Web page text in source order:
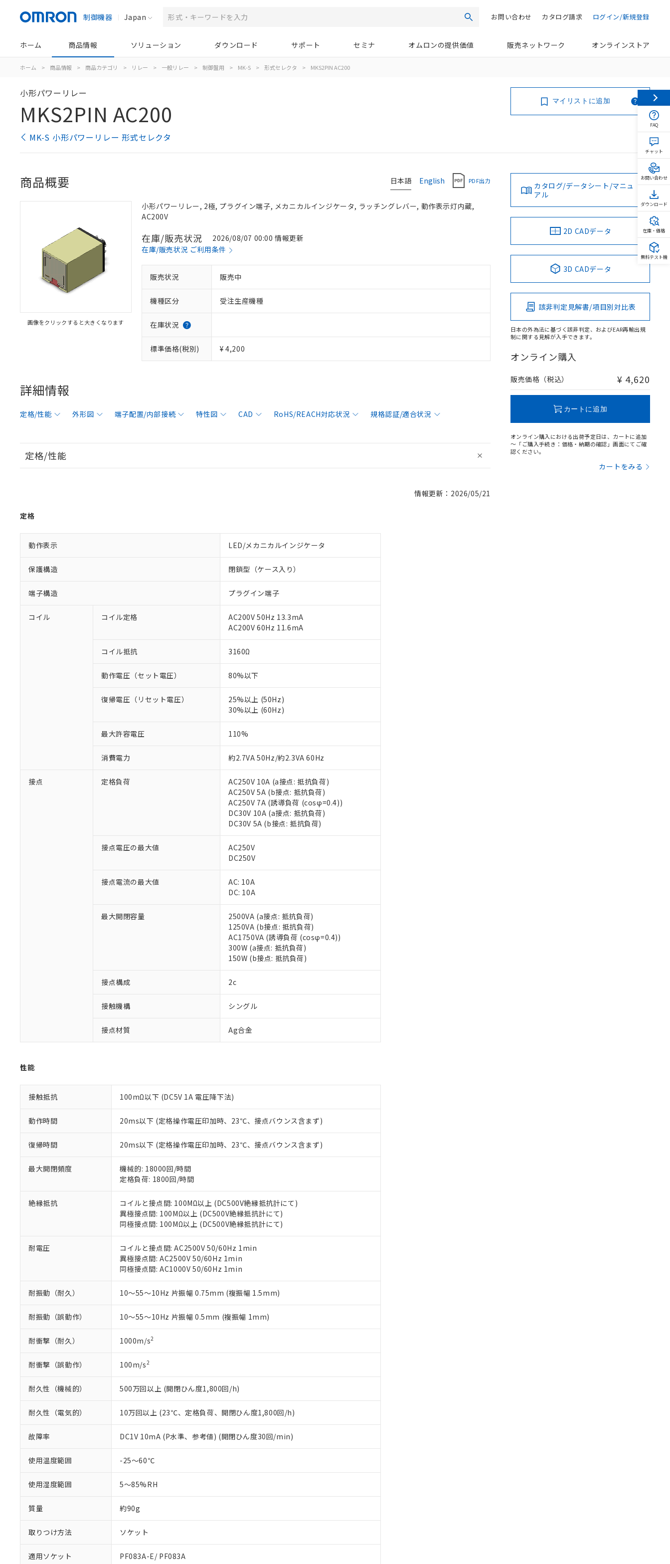
制御機器 Japan 検索 ログイン/新規登録
カタログ請求
お問い合わせ
ホーム 商品情報 ソリューション ダウンロード サポート セミナ オムロンの提供価値 販売ネットワーク オンラインストア
ホーム > 商品情報 > 商品カテゴリ > リレー > 一般リレー > 制御盤用 > MK-S > 形式セレクタ > MKS2PIN AC200
小形パワーリレー
MKS2PIN AC200
MK-S 小形パワーリレー 形式セレクタ
マイリストに追加
日本語 English PDF出力
商品概要
画像をクリックすると大きくなります
小形パワーリレー, 2極, プラグイン端子, メカニカルインジケータ, ラッチングレバー, 動作表示灯内蔵,
AC200V
在庫/販売状況
2026/08/07 00:00 情報更新
在庫/販売状況 ご利用条件
販売状況 販売中
機種区分 受注生産機種
在庫状況
標準価格(税別) ¥ 4,200
詳細情報
定格/性能 外形図 端子配置/内部接続 特性図 CAD RoHS/REACH対応状況 規格認証/適合状況
定格/性能
情報更新：2026/05/21
定格
動作表示 LED/メカニカルインジケータ
保護構造 閉鎖型（ケース入り）
端子構造 プラグイン端子
コイル コイル定格
AC200V 50Hz 13.3mA
AC200V 60Hz 11.6mA
コイル抵抗 3160Ω
動作電圧（セット電圧） 80%以下
復帰電圧（リセット電圧）
25%以上 (50Hz)
30%以上 (60Hz)
最大許容電圧 110%
消費電力 約2.7VA 50Hz/約2.3VA 60Hz
接点 定格負荷
AC250V 10A (a接点: 抵抗負荷)
AC250V 5A (b接点: 抵抗負荷)
AC250V 7A (誘導負荷 (cosφ=0.4))
DC30V 10A (a接点: 抵抗負荷)
DC30V 5A (b接点: 抵抗負荷)
接点電圧の最大値
AC250V
DC250V
接点電流の最大値
AC: 10A
DC: 10A
最大開閉容量
2500VA (a接点: 抵抗負荷)
1250VA (b接点: 抵抗負荷)
AC1750VA (誘導負荷 (cosφ=0.4))
300W (a接点: 抵抗負荷)
150W (b接点: 抵抗負荷)
接点構成 2c
接触機構 シングル
接点材質 Ag合金
性能
接触抵抗 100mΩ以下 (DC5V 1A 電圧降下法)
動作時間 20ms以下 (定格操作電圧印加時、23℃、接点バウンス含まず)
復帰時間 20ms以下 (定格操作電圧印加時、23℃、接点バウンス含まず)
最大開閉頻度
機械的: 18000回/時間
定格負荷: 1800回/時間
絶縁抵抗
コイルと接点間: 100MΩ以上 (DC500V絶縁抵抗計にて)
異極接点間: 100MΩ以上 (DC500V絶縁抵抗計にて)
同極接点間: 100MΩ以上 (DC500V絶縁抵抗計にて)
耐電圧
コイルと接点間: AC2500V 50/60Hz 1min
異極接点間: AC2500V 50/60Hz 1min
同極接点間: AC1000V 50/60Hz 1min
耐振動（耐久） 10～55～10Hz 片振幅 0.75mm (複振幅 1.5mm)
耐振動（誤動作） 10～55～10Hz 片振幅 0.5mm (複振幅 1mm)
耐衝撃（耐久） 1000m/s2
耐衝撃（誤動作） 100m/s2
耐久性（機械的） 500万回以上 (開閉ひん度1,800回/h)
耐久性（電気的） 10万回以上 (23℃、定格負荷、開閉ひん度1,800回/h)
故障率 DC1V 10mA (P水準、参考値) (開閉ひん度30回/min)
使用温度範囲 -25～60℃
使用湿度範囲 5～85%RH
質量 約90g
取りつけ方法 ソケット
適用ソケット PF083A-E/ PF083A
カタログ/データシート/マニュ
アル
2D CADデータ
3D CADデータ
該非判定見解書/項目別対比表
日本の外為法に基づく該非判定、およびEAR再輸出規
制に関する見解が入手できます。
オンライン購入
販売価格（税込） ¥ 4,620
カートに追加
オンライン購入における出荷予定日は、カートに追加
～「ご購入手続き：価格・納期の確認」画面にてご確
認ください。
カートをみる
ご利用条件
以下の条件をお読みいただき、同意のうえご利用ください。
本サービスは、当社制御機器事業取扱商品の当社在庫状況および標準価格(税抜)を提供させていただ
当社制御機器事業取扱商品の中には、本サービスの対象外となる商品もあることをご了承ください。
オムロン制御機器販売店や当社販売拠点は「
在庫状況および標準価格結果を当社の事前の承諾なく第三者に漏洩または開示しないようお願いしま
す。
マイパーツ機能（部品リスト作成サービス）をご利用いただくには、I-Webメンバーズにご登録され
ている必要があります。
お客様が当ウェブサイト上で当社にご登録された部品リストについて、当社および当社の共同利用者
さい。
※当社の共同利用者とは、
いる法人を指します。
対応済み：EU RoHS指令（10物質）の非含有に対応した製品が提供可能な商品です。
対応予定：EU RoHS指令（10物質）の非含有に対応した製品に切り替える予定のある商品です。
対応予定なし：EU RoHS指令（10物質）の非含有に非対応の商品で、対応品を出す予定はありません。
調査・確認中：EU RoHS指令（10物質）の非含有の対応状況を調査中または確認中の商品です。
仕入先様の事情により、非含有部品としていたものが、含有品と判明した場合などやむを得ず変更すること
*EU RoHS指令（10物質）：
六価クロム(Cr(Ⅵ)) 1000ppm以下、ポリ臭化ビフェニル類(PBB) 1000ppm以下、ポリ臭化ジフェニルエーテル類(PBDE) 1000ppm以下、
※2 対応予定月
部品在庫の切り替え状況などにより、予定月が前後することがあります。
※3 非含有証明書ダウンロード
下記の非含有証明書をダウンロードすることができます。
51物質の非含有証明書（当社基準）
※本証明書は発行日時点で非含有を証明するもので、過去に遡って非含有を証明するものではありません。
また、RoHS指令のフタル酸エステル類４物質の対応では、対応完了までの期間は出荷製品に未対応品が
混在することから備考欄に対応日を記載しておりました。
既に当社にて対応品への在庫切替を完了していることから、特段のことがない限り、2022年1月12日よ
り割愛しております。
※1 中国RoHS○×表
「○」：最大均質材料含有率が中国RoHSの基準値以下であることを示します。
「×」：最大均質材料含有率が中国RoHSの基準値を超えていることを示します。
*中国RoHS10物質の基準値 (GB/T26572)：
※2 環境保護使用期限
「ｅ」：有害物質（10物質）のすべてが基準値以下であることを示します。
「10」：通常の使用状況下において有害物質が外部に漏えいし、環境に深刻な影響を及ぼさない年数を意
味します。
「－」：未確認です。当社販売部門へお問い合わせください。
当社は、これら貴社製品のうち、外国為替および外国貿易法に定める商品（以下｢規制貨物等」とい
う）を輸出または国外への提供する場合は、日本国政府の輸出許可(または役務取引許可)を取得する
また当社は、販売先および販売に係わる関係者が違法に輸出するおそれがある場合は、取り引きをい
たしません。
号
機器販売店・当社販売員にご確認ください)
空
白
受注生産機種、また在庫状況の情報を公開していない機種
FAQ
チャット
お問い合わせ
ダウンロード
在庫・価格
無料テスト機